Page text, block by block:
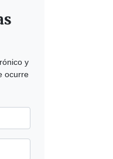
y
ocurre